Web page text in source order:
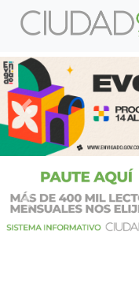
Previous
Previous